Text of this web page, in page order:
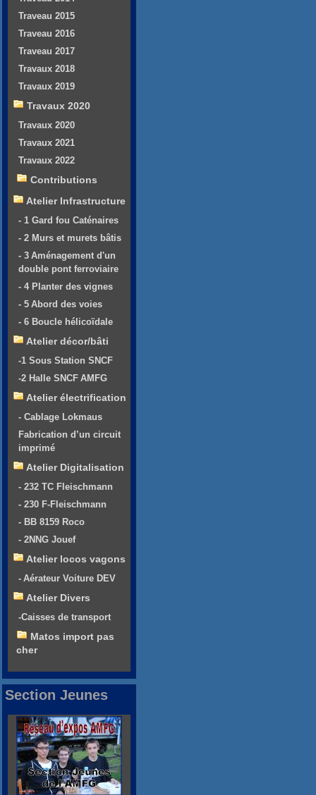
Traveau 2015
Traveau 2016
Traveau 2017
Travaux 2018
Travaux 2019
Travaux 2020
Travaux 2020
Travaux 2021
Travaux 2022
Contributions
Atelier Infrastructure
- 1 Gard fou Caténaires
- 2 Murs et murets bâtis
- 3 Aménagement d'un
double pont ferroviaire
- 4 Planter des vignes
- 5 Abord des voies
- 6 Boucle hélicoïdale
Atelier décor/bâti
-1 Sous Station SNCF
-2 Halle SNCF AMFG
Atelier électrification
- Cablage Lokmaus
Fabrication d’un circuit
imprimé
Atelier Digitalisation
- 232 TC Fleischmann
- 230 F-Fleischmann
- BB 8159 Roco
- 2NNG Jouef
Atelier locos vagons
- Aérateur Voiture DEV
Atelier Divers
-Caisses de transport
Matos import pas
cher
Section Jeunes